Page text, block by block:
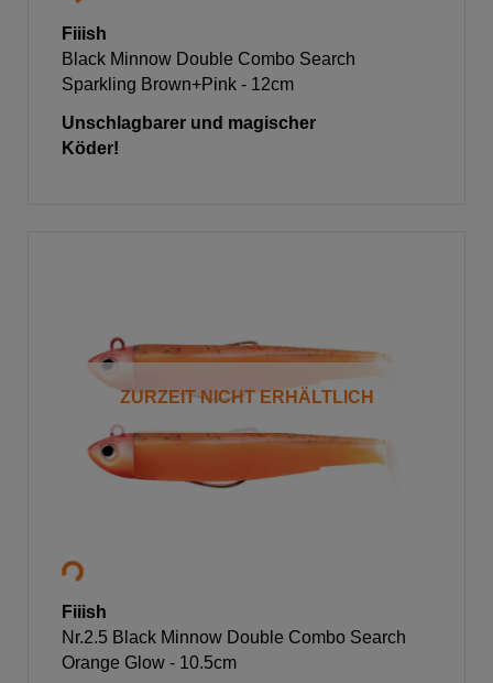
Fiiish
Black Minnow Double Combo Search
Sparkling Brown+Pink - 12cm
Unschlagbarer und magischer
Köder!
ZURZEIT NICHT ERHÄLTLICH
Fiiish
Nr.2.5 Black Minnow Double Combo Search
Orange Glow - 10.5cm